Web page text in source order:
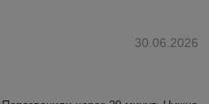
30.06.2026